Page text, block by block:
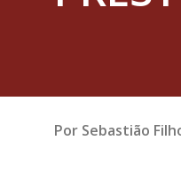
Por Sebastião